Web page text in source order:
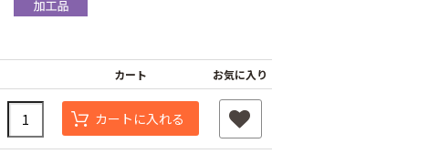
カート お気に入り
カートに入れる